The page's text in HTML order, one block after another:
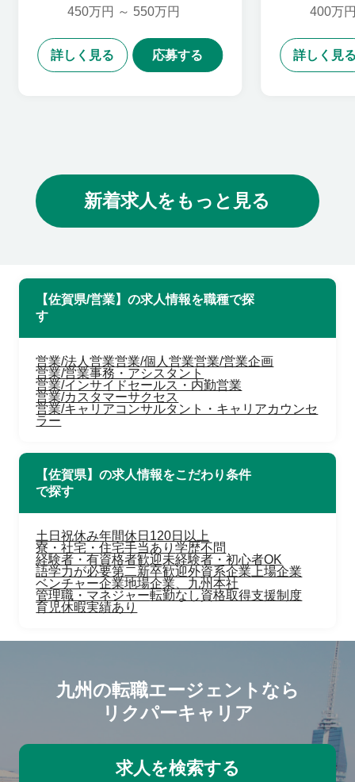
ント,カスタマーサクセス,
営業企画,財務・会計コン
450万円 ～ 550万円
詳しく見る 応募する
ント,
営業企
400万
詳しく見
新着求人をもっと見る
【佐賀県/営業】の求人情報を職種で探
す
営業/法人営業営業/個人営業営業/営業企画
営業/営業事務・アシスタント
営業/インサイドセールス・内勤営業
営業/カスタマーサクセス
営業/キャリアコンサルタント・キャリアカウンセ
ラー
【佐賀県】の求人情報をこだわり条件
で探す
土日祝休み年間休日120日以上
寮・社宅・住宅手当あり学歴不問
経験者・有資格者歓迎未経験者・初心者OK
語学力が必要第二新卒歓迎外資系企業 上場企業
ベンチャー企業地場企業、九州本社
管理職・マネジャー転勤なし資格取得支援制度
育児休暇実績あり
九州の転職エージェントなら
リクパーキャリア